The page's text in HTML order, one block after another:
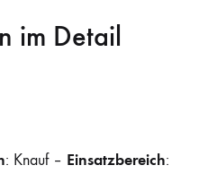
im Detail
: Knauf – Einsatzbereich: